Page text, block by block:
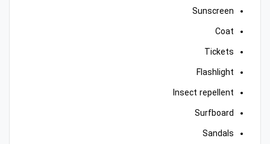
Sunscreen
Coat
Tickets
Flashlight
Insect repellent
Surfboard
Sandals